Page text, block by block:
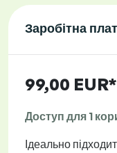
Заробітна
99,00 EUR*
Доступ для 1
Ідеально